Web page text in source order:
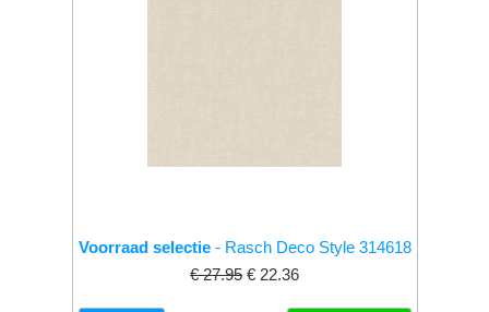
Voorraad selectie- Rasch Deco Style 314618
€ 27.95 € 22.36